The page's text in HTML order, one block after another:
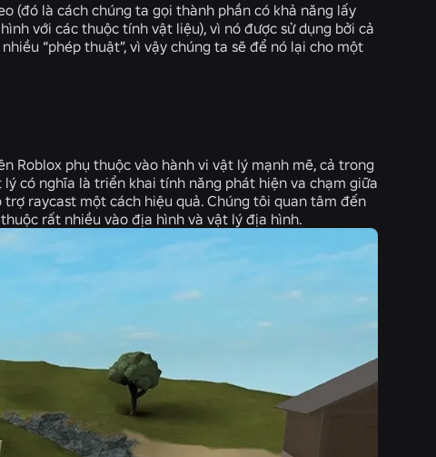
(đó là cách chúng ta gọi thành phần có khả năng lấy
với các thuộc tính vật liệu), vì nó được sử dụng bởi cả
“phép thuật”, vì vậy chúng ta sẽ để nó lại cho một
Roblox phụ thuộc vào hành vi vật lý mạnh mẽ, cả trong
có nghĩa là triển khai tính năng phát hiện va chạm giữa
raycast một cách hiệu quả. Chúng tôi quan tâm đến
rất nhiều vào địa hình và vật lý địa hình.